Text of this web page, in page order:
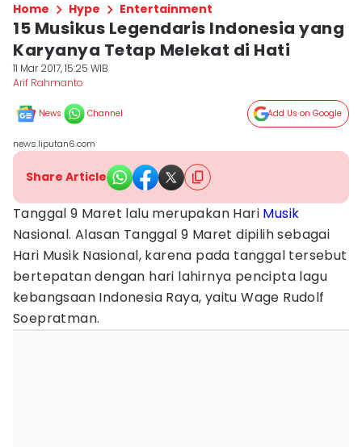
Home Hype Entertainment
15 Musikus Legendaris Indonesia yang
Karyanya Tetap Melekat di Hati
11 Mar 2017, 15:25 WIB
Arif Rahmanto
News Channel Add Us on Google
news.liputan6.com
Share Article
Tanggal 9 Maret lalu merupakan Hari Musik
Nasional. Alasan Tanggal 9 Maret dipilih sebagai
Hari Musik Nasional, karena pada tanggal tersebut
bertepatan dengan hari lahirnya pencipta lagu
kebangsaan Indonesia Raya, yaitu Wage Rudolf
Soepratman.